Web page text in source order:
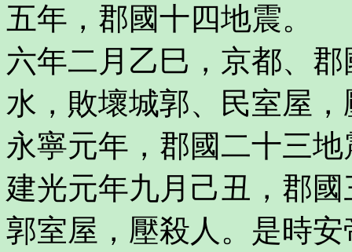
五年，郡國十四地震。
六年二月乙巳，京都、
水，敗壞城郭、民室屋
永寧元年，郡國二十三地
建光元年九月己丑，郡
郭室屋，壓殺人。是時